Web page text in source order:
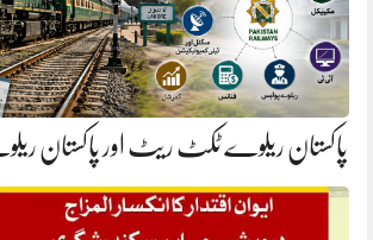
پاکستان ریلوے ٹکٹ ریٹ اور پاکستان